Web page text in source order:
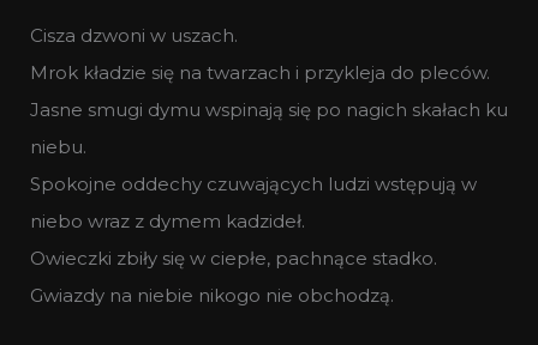
Cisza dzwoni w uszach.
Mrok kładzie się na twarzach i przykleja do pleców.
Jasne smugi dymu wspinają się po nagich skałach ku
niebu.
Spokojne oddechy czuwających ludzi wstępują w
niebo wraz z dymem kadzideł.
Owieczki zbiły się w ciepłe, pachnące stadko.
Gwiazdy na niebie nikogo nie obchodzą.